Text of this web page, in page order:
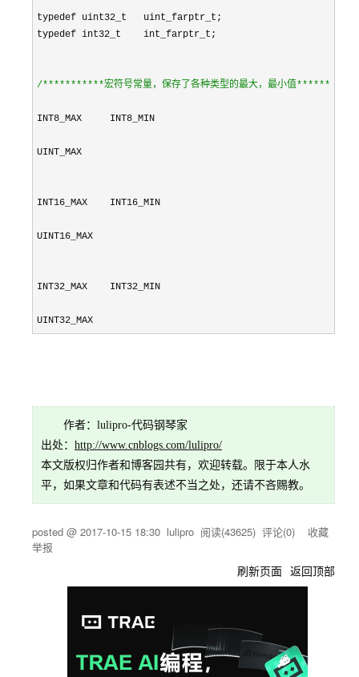
typedef uint32_t   uint_farptr_t;
typedef int32_t    int_farptr_t;
/***********宏符号常量，保存了各种类型的最大，最小值*********
INT8_MAX     INT8_MIN
UINT_MAX
INT16_MAX    INT16_MIN
INT32_MAX    INT32_MIN
UINT32_MAX
作者：lulipro-代码钢琴家
出处： http://www.cnblogs.com/lulipro/
本文版权归作者和博客园共有，欢迎转载。限于本人水
平，如果文章和代码有表述不当之处，还请不吝赐教。
posted @ 2017-10-15 18:30 lulipro 阅读(43625) 评论(0) 收藏
举报
刷新页面 返回顶部